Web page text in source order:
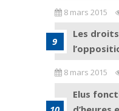
8 mars 2015
Les
8 mars 2015
Elus